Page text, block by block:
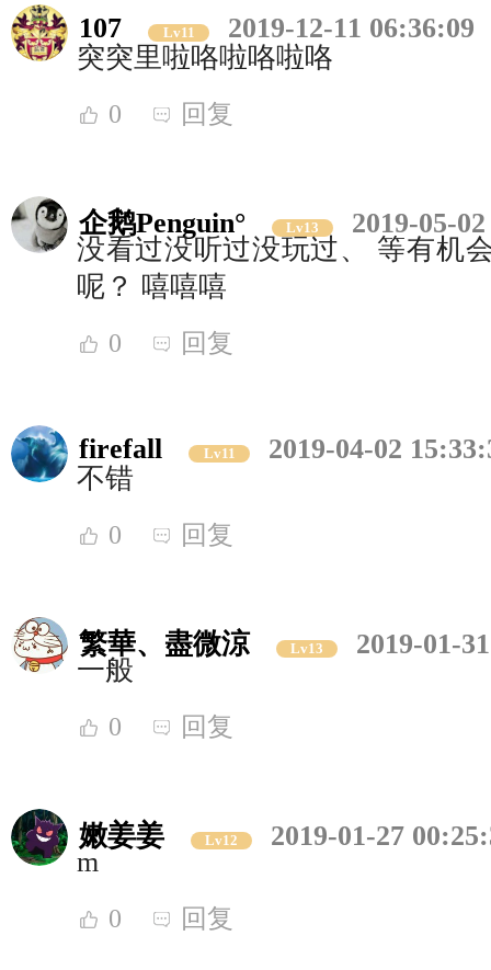
107 Lv11
2019-12-11 06:36:09
突突里啦咯啦咯啦咯
0 回复
企鹅Penguin° Lv13
2019-05-
没看过没听过没玩过、 等有机
呢？ 嘻嘻嘻
0 回复
firefall Lv11
2019-04-02
不错
0 回复
繁華、盡微涼 Lv13
2019-01-
一般
0 回复
嫩姜姜 Lv12
2019-01-27
m
0 回复